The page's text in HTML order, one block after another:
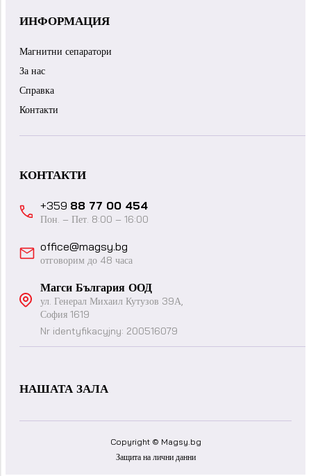
ИНФОРМАЦИЯ
Магнитни сепаратори
За нас
Справка
Контакти
КОНТАКТИ
+359 88 77 00 454
Пон. – Пет. 8:00 – 16:00
office@magsy.bg
отговорим до 48 часа
Магси България ООД
ул. Генерал Михаил Кутузов 39А,
София 1619
Nr identyfikacyjny: 200516079
НАШАТА ЗАЛА
Copyright © Magsy.bg
Защита на лични данни